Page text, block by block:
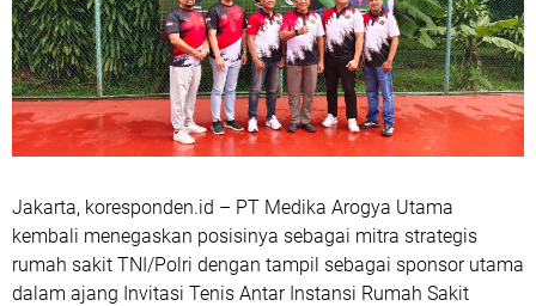
Jakarta, koresponden.id – PT Medika Arogya Utama
kembali menegaskan posisinya sebagai mitra strategis
rumah sakit TNI/Polri dengan tampil sebagai sponsor utama
dalam ajang Invitasi Tenis Antar Instansi Rumah Sakit